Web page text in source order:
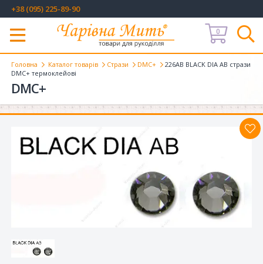
+38 (095) 225-89-90
Меню
0
Головна Каталог товарів Стрази DMC+
226AB BLACK DIA AB стрази
DMC+ термоклейові
DMC+